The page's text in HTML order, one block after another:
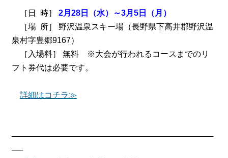
［日 時］ 2月28日（水）～3月5日（月）
［場 所］ 野沢温泉スキー場（長野県下高井郡野沢温
泉村字豊郷9167）
［入場料］ 無料 ※大会が行われるコースまでのリ
フト券代は必要です。
詳細はコチラ≫
────────────────────────────────────
──